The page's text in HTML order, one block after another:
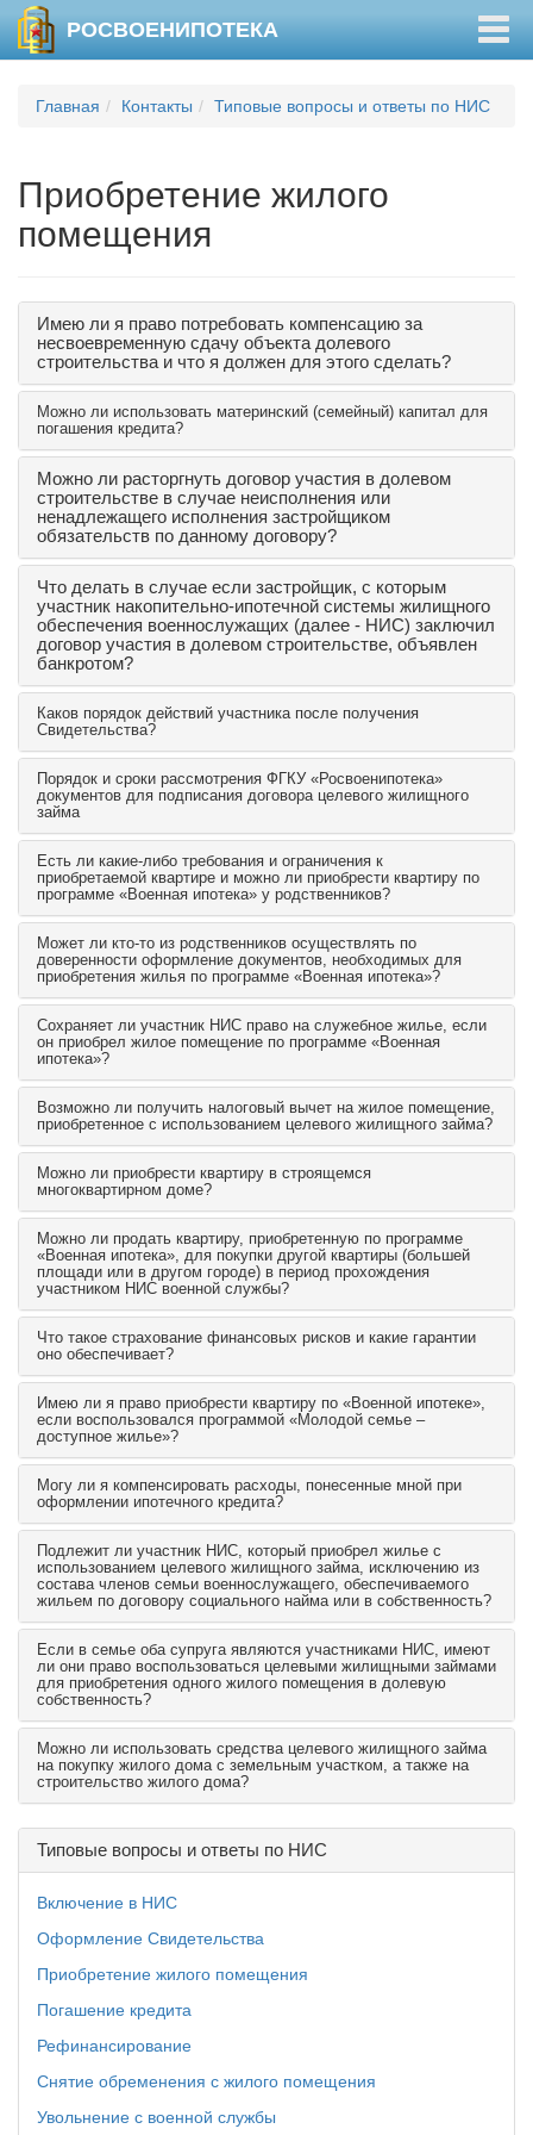
РОСВОЕНИПОТЕКА
Главная Контакты Типовые вопросы и ответы по НИС
Приобретение жилого
помещения
Имею ли я право потребовать компенсацию за
несвоевременную сдачу объекта долевого
строительства и что я должен для этого сделать?
Можно ли использовать материнский (семейный) капитал для
погашения кредита?
Можно ли расторгнуть договор участия в долевом
строительстве в случае неисполнения или
ненадлежащего исполнения застройщиком
обязательств по данному договору?
Что делать в случае если застройщик, с которым
участник накопительно-ипотечной системы жилищного
обеспечения военнослужащих (далее - НИС) заключил
договор участия в долевом строительстве, объявлен
банкротом?
Каков порядок действий участника после получения
Свидетельства?
Порядок и сроки рассмотрения ФГКУ «Росвоенипотека»
документов для подписания договора целевого жилищного
займа
Есть ли какие-либо требования и ограничения к
приобретаемой квартире и можно ли приобрести квартиру по
программе «Военная ипотека» у родственников?
Может ли кто-то из родственников осуществлять по
доверенности оформление документов, необходимых для
приобретения жилья по программе «Военная ипотека»?
Сохраняет ли участник НИС право на служебное жилье, если
он приобрел жилое помещение по программе «Военная
ипотека»?
Возможно ли получить налоговый вычет на жилое помещение,
приобретенное с использованием целевого жилищного займа?
Можно ли приобрести квартиру в строящемся
многоквартирном доме?
Можно ли продать квартиру, приобретенную по программе
«Военная ипотека», для покупки другой квартиры (большей
площади или в другом городе) в период прохождения
участником НИС военной службы?
Что такое страхование финансовых рисков и какие гарантии
оно обеспечивает?
Имею ли я право приобрести квартиру по «Военной ипотеке»,
если воспользовался программой «Молодой семье –
доступное жилье»?
Могу ли я компенсировать расходы, понесенные мной при
оформлении ипотечного кредита?
Подлежит ли участник НИС, который приобрел жилье с
использованием целевого жилищного займа, исключению из
состава членов семьи военнослужащего, обеспечиваемого
жильем по договору социального найма или в собственность?
Если в семье оба супруга являются участниками НИС, имеют
ли они право воспользоваться целевыми жилищными займами
для приобретения одного жилого помещения в долевую
собственность?
Можно ли использовать средства целевого жилищного займа
на покупку жилого дома с земельным участком, а также на
строительство жилого дома?
Типовые вопросы и ответы по НИС
Включение в НИС
Оформление Свидетельства
Приобретение жилого помещения
Погашение кредита
Рефинансирование
Снятие обременения с жилого помещения
Увольнение с военной службы